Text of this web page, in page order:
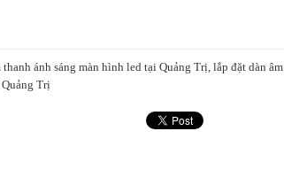
ánh sáng màn hình led tại Quảng Trị, lắp đặt dàn âm
Trị